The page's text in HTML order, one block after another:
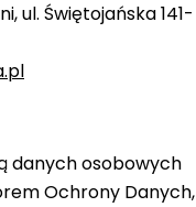
ul. Świętojańska 141-
danych osobowych
Ochrony Danych,